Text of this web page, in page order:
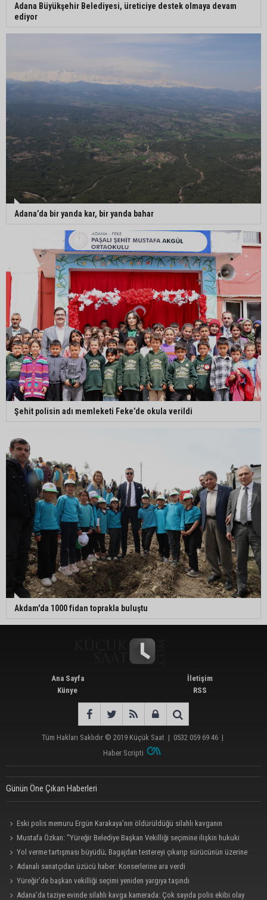
Adana Büyükşehir Belediyesi, üreticiye destek olmaya devam
ediyor
Adana’da bir yanda kar, bir yanda bahar
Şehit polisin adı memleketi Feke’de okula verildi
Akdam'da 1000 fidan toprakla buluştu
Ana Sayfa
Künye
İletişim
RSS
Tüm Hakları Saklıdır © 2019 Küçük Saat | 0532 059 69 46 |
Haber Scripti
Günün Öne Çıkan Haberleri
Eski polis memuru Ergün Karakaya’nın öldürüldüğü silahlı kavganın
görüntüleri ortaya çıktı
Mustafa Özkan: "Yüreğir Belediye Başkan Vekilliği seçimine ilişkin hukuki
süreç başlatıldı"
Yol verme tartışması büyüdü; Bagajdan testereyi çıkarıp sürücünün üzerine
yürüdü
Adanalı sanatçıdan üzücü haber: Konserlerine ara verdi
Yüreğir’de başkan vekilliği seçimi yeniden yargıya taşındı
Adana’da taziye evinde silahlı kavga kamerada: Çok sayıda polis ekibi olay